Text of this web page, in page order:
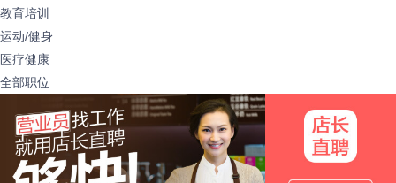
教育培训
运动/健身
医疗健康
全部职位